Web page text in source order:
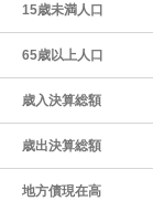
15歳未満人口
65歳以上人口
歳入決算総額
歳出決算総額
地方債現在高